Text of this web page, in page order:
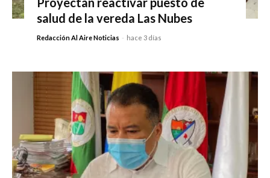
salud de la vereda Las Nubes
Redacción Al Aire Noticias - hace 3 días